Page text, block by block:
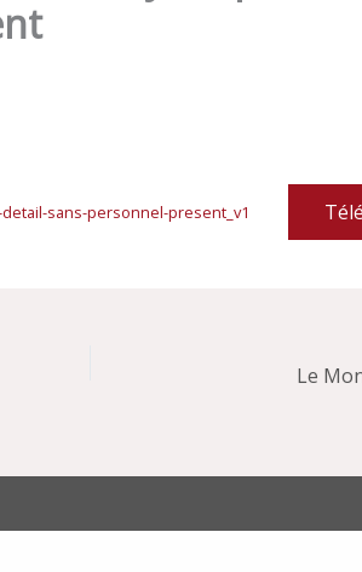
detail-sans-personnel-present_v1
Le